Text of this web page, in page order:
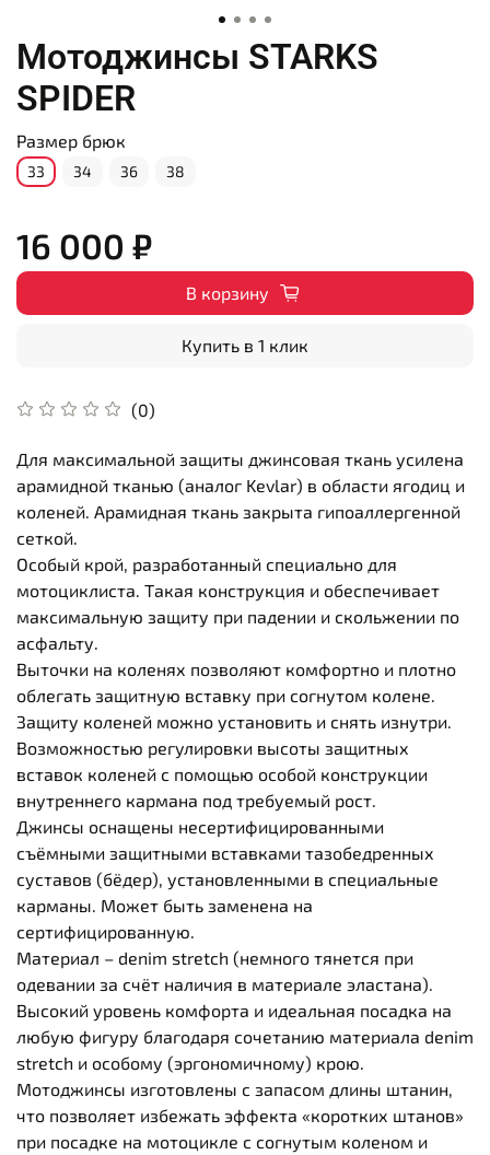
Мотоджинсы STARKS
SPIDER
(0)
Размер брюк
33 34 36 38
16 000 ₽
В корзину
Купить в 1 клик
Для максимальной защиты джинсовая ткань усилена
арамидной тканью (аналог Kevlar) в области ягодиц и
коленей. Арамидная ткань закрыта гипоаллергенной
сеткой.
Особый крой, разработанный специально для
мотоциклиста. Такая конструкция и обеспечивает
максимальную защиту при падении и скольжении по
асфальту.
Выточки на коленях позволяют комфортно и плотно
облегать защитную вставку при согнутом колене.
Защиту коленей можно установить и снять изнутри.
Возможностью регулировки высоты защитных
вставок коленей с помощью особой конструкции
внутреннего кармана под требуемый рост.
Джинсы оснащены несертифицированными
съёмными защитными вставками тазобедренных
суставов (бёдер), установленными в специальные
карманы. Может быть заменена на
сертифицированную.
Материал – denim stretch (немного тянется при
одевании за счёт наличия в материале эластана).
Высокий уровень комфорта и идеальная посадка на
любую фигуру благодаря сочетанию материала denim
stretch и особому (эргономичному) крою.
Мотоджинсы изготовлены с запасом длины штанин,
что позволяет избежать эффекта «коротких штанов»
при посадке на мотоцикле с согнутым коленом и